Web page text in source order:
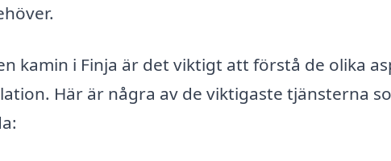
kamin i Finja är det viktigt att förstå de olika
Här är några av de viktigaste tjänsterna